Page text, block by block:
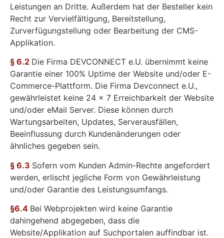
Leistungen an Dritte. Außerdem hat der Besteller kein
Recht zur Vervielfältigung, Bereitstellung,
Zurverfügungstellung oder Bearbeitung der CMS-
Applikation.
§ 6.2 Die Firma DEVCONNECT e.U. übernimmt keine
Garantie einer 100% Uptime der Website und/oder E-
Commerce-Plattform. Die Firma Devconnect e.U.,
gewährleistet keine 24 x 7 Erreichbarkeit der Website
und/oder eMail Server. Diese können durch
Wartungsarbeiten, Updates, Serverausfällen,
Beeinflussung durch Kundenänderungen oder
ähnliches gegeben sein.
§ 6.3 Sofern vom Kunden Admin-Rechte angefordert
werden, erlischt jegliche Form von Gewährleistung
und/oder Garantie des Leistungsumfangs.
§6.4 Bei Webprojekten wird keine Garantie
dahingehend abgegeben, dass die
Website/Applikation auf Suchportalen auffindbar ist.